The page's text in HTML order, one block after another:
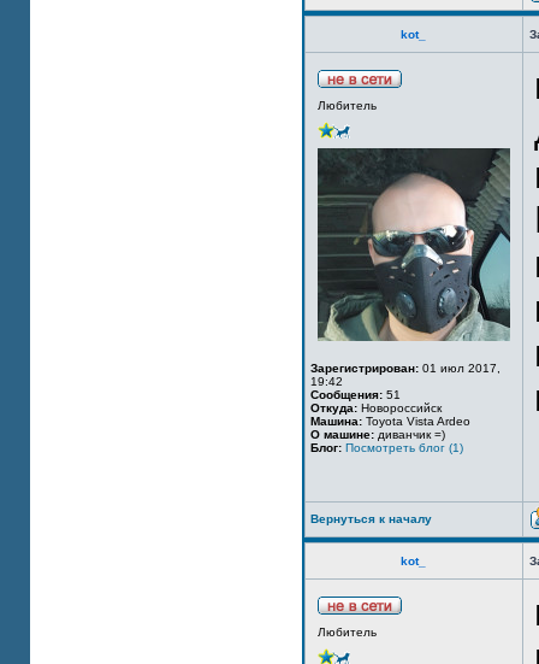
kot_
Любитель
Зарегистрирован: 01 июл 2017,
19:42
Сообщения: 51
Откуда: Новороссийск
Машина: Toyota Vista Ardeo
О машине: диванчик =)
Блог: Посмотреть блог (1)
Вернуться к началу
kot_
Любитель